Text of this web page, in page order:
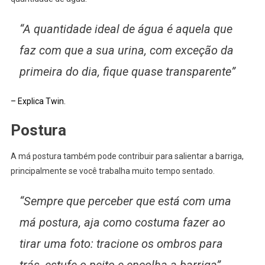
“A quantidade ideal de água é aquela que
faz com que a sua urina, com exceção da
primeira do dia, fique quase transparente”
– Explica Twin.
Postura
A má postura também pode contribuir para salientar a barriga,
principalmente se você trabalha muito tempo sentado.
“Sempre que perceber que está com uma
má postura, aja como costuma fazer ao
tirar uma foto: tracione os ombros para